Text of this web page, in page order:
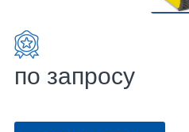
по запросу